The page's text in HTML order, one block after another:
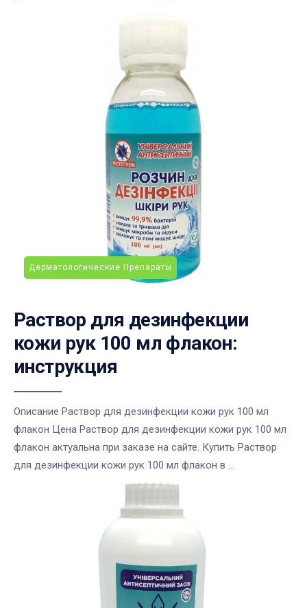
Дерматологические Препараты
Раствор для дезинфекции
кожи рук 100 мл флакон:
инструкция
Описание Раствор для дезинфекции кожи рук 100 мл
флакон Цена Раствор для дезинфекции кожи рук 100 мл
флакон актуальна при заказе на сайте. Купить Раствор
для дезинфекции кожи рук 100 мл флакон в ...